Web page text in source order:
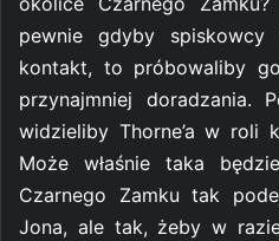
pewnie gdyby
kontakt, to próbowaliby
przynajmniej doradzania.
widzieliby Thorne’a w roli
Może właśnie taka
Czarnego Zamku tak
Jona, ale tak, żeby w